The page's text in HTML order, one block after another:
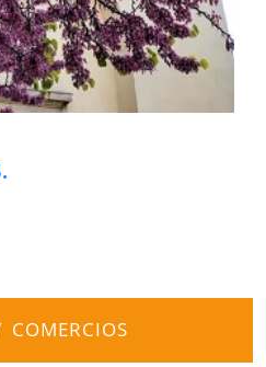
COMERCIOS